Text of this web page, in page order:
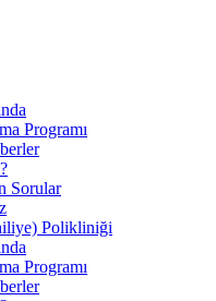
Programı
Sorular
Polikliniği
Programı